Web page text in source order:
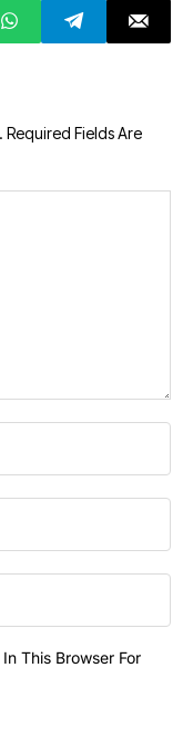
match
Required Fields Are
This Browser For